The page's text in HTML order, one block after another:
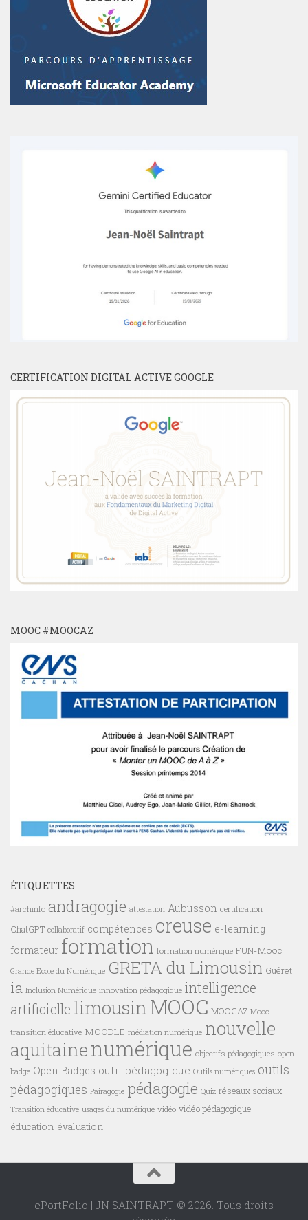
CERTIFICATION DIGITAL ACTIVE GOOGLE
MOOC #MOOCAZ
ÉTIQUETTES
#archinfo andragogie attestation Aubusson certification
ChatGPT collaboratif compétences creuse e-learning
formateur formation formation numérique FUN-Mooc
Grande Ecole du Numérique GRETA du Limousin Guéret
ia Inclusion Numérique innovation pédagogique intelligence
artificielle limousin MOOC MOOCAZ Mooc
transition éducative MOODLE médiation numérique nouvelle
aquitainenumérique objectifs pédagogiques open
badge Open Badges outil pédagogique Outils numériques outils
pédagogiques Pairagogie pédagogie Quiz réseaux sociaux
Transition éducative usages du numérique vidéo vidéo pédagogique
éducation évaluation
ePortFolio | JN SAINTRAPT © 2026. Tous droits